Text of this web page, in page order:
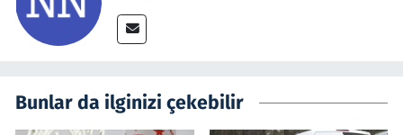
Bunlar da ilginizi çekebilir